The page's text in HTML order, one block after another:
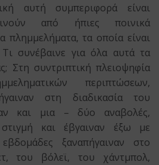
αυτή συμπεριφορά είναι
από ήπιες ποινικά
πλημμελήματα, τα οποία είναι
συνέβαινε για όλα αυτά τα
Στη συντριπτική πλειοψηφία
περιπτώσεων,
στη διαδικασία του
και μια – δύο αναβολές,
και έβγαιναν έξω με
ξαναπήγαιναν στο
του βόλεϊ, του χάντμπολ,